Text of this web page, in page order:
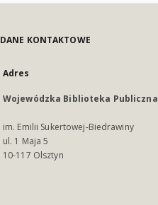
DANE KONTAKTOWE
Adres
Wojewódzka Biblioteka Publiczna
im. Emilii Sukertowej-Biedrawiny
ul. 1 Maja 5
10-117 Olsztyn